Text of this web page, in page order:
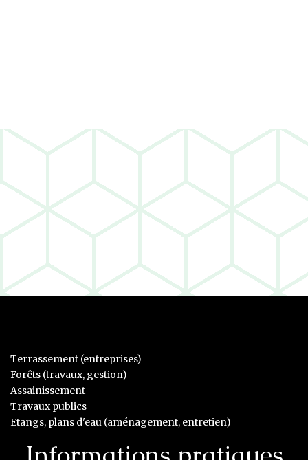
Terrassement (entreprises)
Forêts (travaux, gestion)
Assainissement
Travaux publics
Etangs, plans d'eau (aménagement, entretien)